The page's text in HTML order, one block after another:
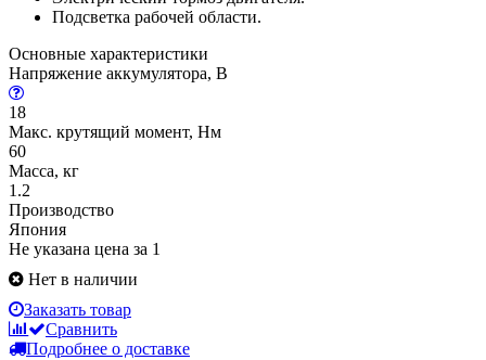
Подсветка рабочей области.
Основные характеристики
Напряжение аккумулятора, В
18
Макс. крутящий момент, Нм
60
Масса, кг
1.2
Производство
Япония
Не указана цена за 1
Нет в наличии
Заказать товар
Сравнить
Подробнее о доставке